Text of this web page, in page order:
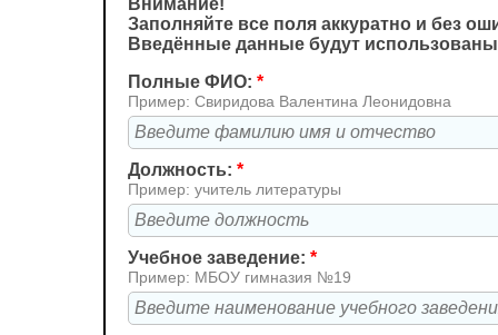
Внимание!
Заполняйте все поля аккуратно и без
Введённые данные будут
Полные ФИО: *
Пример: Свиридова Валентина Леонидовна
Должность: *
Пример: учитель литературы
Учебное заведение: *
Пример: МБОУ гимназия №19